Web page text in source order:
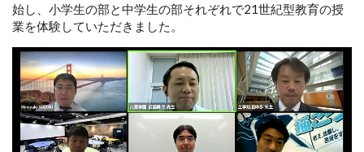
始し、小学生の部と中学生の部それぞれで21世紀型教育の授
業を体験していただきました。